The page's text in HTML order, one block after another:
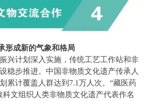
形成新的气象和格局
兴计划深入实施，传统工艺工作站和非
稳步推进。中国非物质文化遗产传承人
累计覆盖人群达到 7.1万人次。“藏医药
科文组织人类非物质文化遗产代表作名